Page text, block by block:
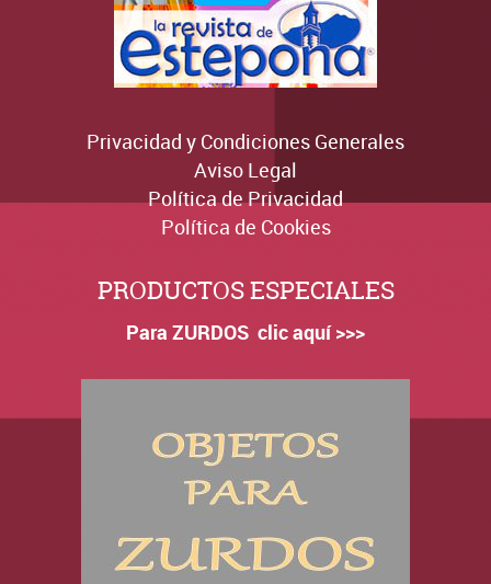
Privacidad y Condiciones Generales
Aviso Legal
Política de Privacidad
Política de Cookies
PRODUCTOS ESPECIALES
Para ZURDOS clic aquí >>>